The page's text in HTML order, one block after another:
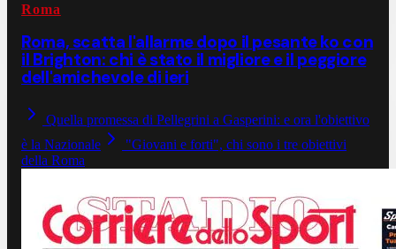
Roma
Roma, scatta l'allarme dopo il pesante ko con
il Brighton: chi è stato il migliore e il peggiore
dell'amichevole di ieri
Quella promessa di Pellegrini a Gasperini: e ora l'obiettivo
è la Nazionale
"Giovani e forti", chi sono i tre obiettivi
della Roma